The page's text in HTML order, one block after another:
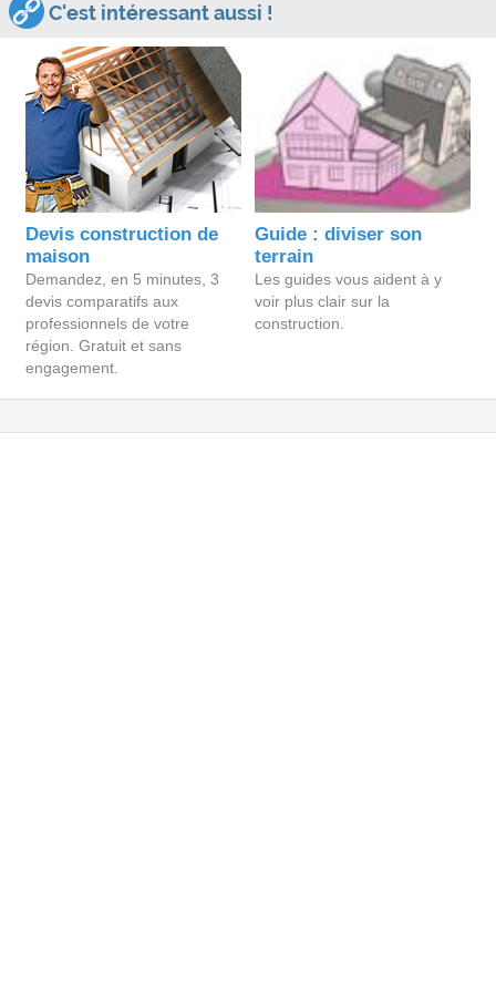
C'est intéressant aussi !
Devis construction de
maison
Demandez, en 5 minutes, 3
devis comparatifs aux
professionnels de votre
région. Gratuit et sans
engagement.
Guide : diviser son
terrain
Les guides vous aident à y
voir plus clair sur la
construction.